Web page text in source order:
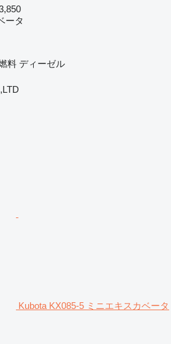
ータ
料 ディーゼル
Kubota KX085-5 ミニエキスカベータ